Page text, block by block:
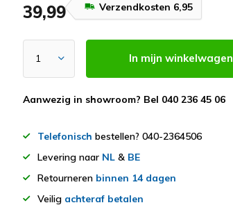
39,99 Verzendkosten 6,95
In mijn winkelwagen
Aanwezig in showroom? Bel 040 236 45 06
Telefonisch bestellen? 040-2364506
Levering naar NL & BE
Retourneren binnen 14 dagen
Veilig achteraf betalen